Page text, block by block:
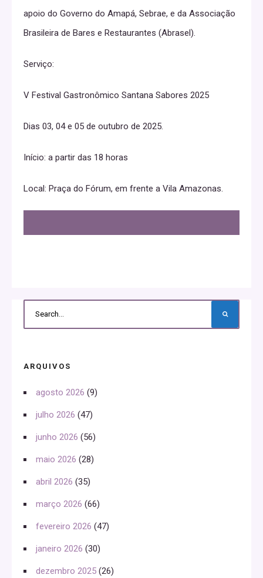
apoio do Governo do Amapá, Sebrae, e da Associação
Brasileira de Bares e Restaurantes (Abrasel).
Serviço:
V Festival Gastronômico Santana Sabores 2025
Dias 03, 04 e 05 de outubro de 2025.
Início: a partir das 18 horas
Local: Praça do Fórum, em frente a Vila Amazonas.
ARQUIVOS
agosto 2026 (9)
julho 2026 (47)
junho 2026 (56)
maio 2026 (28)
abril 2026 (35)
março 2026 (66)
fevereiro 2026 (47)
janeiro 2026 (30)
dezembro 2025 (26)